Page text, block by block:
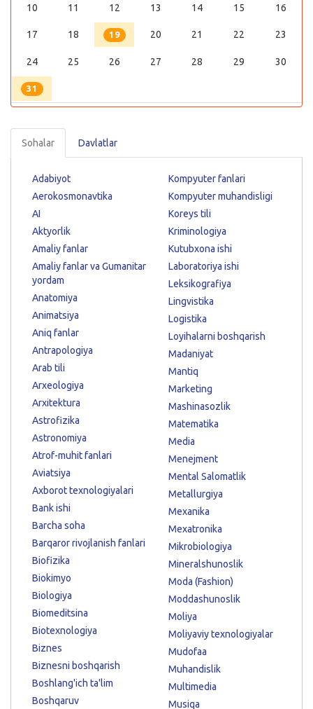
10 11 12 13 14 15 16
17 18 19 20 21 22 23
24 25 26 27 28 29 30
31
Sohalar Davlatlar
Adabiyot
Aerokosmonavtika
AI
Aktyorlik
Amaliy fanlar
Amaliy fanlar va Gumanitar
yordam
Anatomiya
Animatsiya
Aniq fanlar
Antrapologiya
Arab tili
Arxeologiya
Arxitektura
Astrofizika
Astronomiya
Atrof-muhit fanlari
Aviatsiya
Axborot texnologiyalari
Bank ishi
Barcha soha
Barqaror rivojlanish fanlari
Biofizika
Biokimyo
Biologiya
Biomeditsina
Biotexnologiya
Biznes
Biznesni boshqarish
Boshlang'ich ta'lim
Boshqaruv
Kompyuter fanlari
Kompyuter muhandisligi
Koreys tili
Kriminologiya
Kutubxona ishi
Laboratoriya ishi
Leksikografiya
Lingvistika
Logistika
Loyihalarni boshqarish
Madaniyat
Mantiq
Marketing
Mashinasozlik
Matematika
Media
Menejment
Mental Salomatlik
Metallurgiya
Mexanika
Mexatronika
Mikrobiologiya
Mineralshunoslik
Moda (Fashion)
Moddashunoslik
Moliya
Moliyaviy texnologiyalar
Mudofaa
Muhandislik
Multimedia
Musiqa